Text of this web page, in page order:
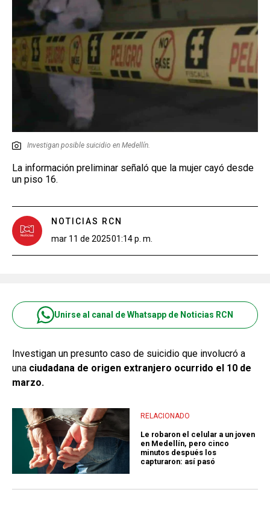
Investigan posible suicidio en Medellín.
La información preliminar señaló que la mujer cayó desde
un piso 16.
NOTICIAS RCN
mar 11 de 202501:14 p. m.
Unirse al canal de Whatsapp de Noticias RCN
Investigan un presunto caso de suicidio que involucró a
una ciudadana de origen extranjero ocurrido el 10 de
marzo.
RELACIONADO
Le robaron el celular a un joven
en Medellín, pero cinco
minutos después los
capturaron: así pasó